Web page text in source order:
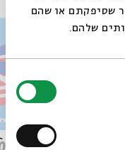
שסיפקתם או שהם
שלהם.